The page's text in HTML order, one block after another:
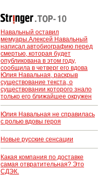
07/08/2026 –
Новости
Навальный оставил
мемуары.Алексей Навальный
написал автобиографию перед
смертью, которая будет
опубликована в этом году,
сообщила в четверг его вдова
Юлия Навальная, раскрыв
существование текста, о
существовании которого знало
только его ближайшее окружен
Юлия Навальная не справилась
с ролью вдовы героя
Новые русские сенсации
Какая компания по доставке
самая отвратительная? Это
СДЭК.